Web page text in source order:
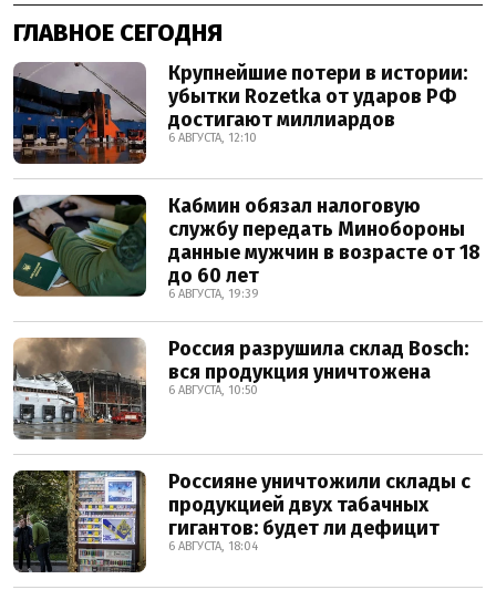
ГЛАВНОЕ СЕГОДНЯ
Крупнейшие потери в истории:
убытки Rozetka от ударов РФ
достигают миллиардов
6 АВГУСТА, 12:10
Кабмин обязал налоговую
службу передать Минобороны
данные мужчин в возрасте от 18
до 60 лет
6 АВГУСТА, 19:39
Россия разрушила склад Bosch:
вся продукция уничтожена
6 АВГУСТА, 10:50
Россияне уничтожили склады с
продукцией двух табачных
гигантов: будет ли дефицит
6 АВГУСТА, 18:04